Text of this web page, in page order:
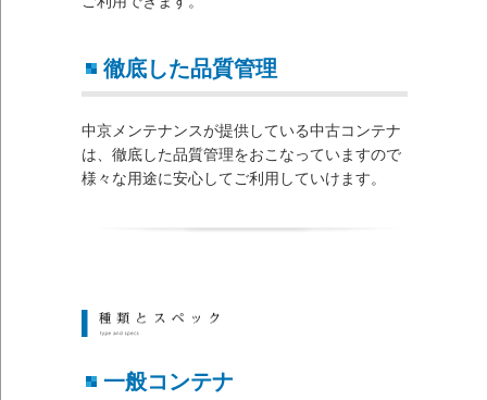
徹底した品質管理
中京メンテナンスが提供している中古コンテナ
は、徹底した品質管理をおこなっていますので
様々な用途に安心してご利用していけます。
一般コンテナ